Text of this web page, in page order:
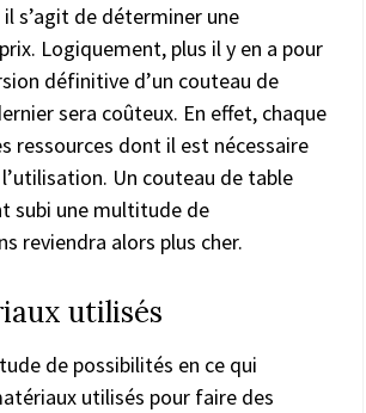
s’agit de déterminer une
Logiquement, plus il y en a pour
définitive d’un couteau de
sera coûteux. En effet, chaque
ressources dont il est nécessaire
Un couteau de table
subi une multitude de
reviendra alors plus cher.
utilisés
de possibilités en ce qui
utilisés pour faire des